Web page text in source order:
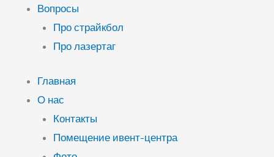
Вопросы
Про страйкбол
Про лазертаг
Главная
О нас
Контакты
Помещение ивент-центра